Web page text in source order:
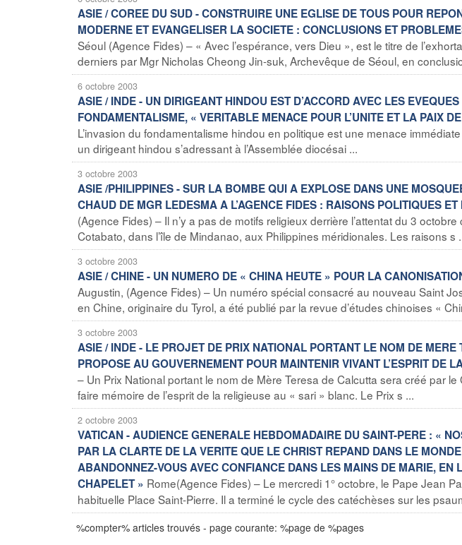
ASIE / COREE DU SUD - CONSTRUIRE UNE EGLISE DE TOUS POUR
MODERNE ET EVANGELISER LA SOCIETE : CONCLUSIONS ET
Séoul (Agence Fides) – « Avec l’espérance, vers Dieu », est le titre de
derniers par Mgr Nicholas Cheong Jin-suk, Archevêque de Séoul, en
6 octobre 2003
ASIE / INDE - UN DIRIGEANT HINDOU EST D’ACCORD AVEC LES
FONDAMENTALISME, « VERITABLE MENACE POUR L’UNITE ET LA PAIX DE
L’invasion du fondamentalisme hindou en politique est une menace
un dirigeant hindou s’adressant à l’Assemblée diocésai ...
3 octobre 2003
ASIE /PHILIPPINES - SUR LA BOMBE QUI A EXPLOSE DANS UNE
CHAUD DE MGR LEDESMA A L’AGENCE FIDES : RAISONS POLITIQUES
(Agence Fides) – Il n’y a pas de motifs religieux derrière l’attentat du 3
Cotabato, dans l’île de Mindanao, aux Philippines méridionales. Les raisons s
3 octobre 2003
ASIE / CHINE - UN NUMERO DE « CHINA HEUTE » POUR LA
Augustin, (Agence Fides) – Un numéro spécial consacré au nouveau Saint
en Chine, originaire du Tyrol, a été publié par la revue d’études chinoises «
3 octobre 2003
ASIE / INDE - LE PROJET DE PRIX NATIONAL PORTANT LE NOM DE
PROPOSE AU GOUVERNEMENT POUR MAINTENIR VIVANT L’ESPRIT DE
– Un Prix National portant le nom de Mère Teresa de Calcutta sera créé par
faire mémoire de l’esprit de la religieuse au « sari » blanc. Le Prix s ...
2 octobre 2003
VATICAN - AUDIENCE GENERALE HEBDOMADAIRE DU SAINT-PERE : «
PAR LA CLARTE DE LA VERITE QUE LE CHRIST REPAND DANS LE
ABANDONNEZ-VOUS AVEC CONFIANCE DANS LES MAINS DE MARIE, EN
CHAPELET » Rome(Agence Fides) – Le mercredi 1° octobre, le Pape Jean
habituelle Place Saint-Pierre. Il a terminé le cycle des catéchèses sur les
%compter% articles trouvés - page courante: %page de %pages